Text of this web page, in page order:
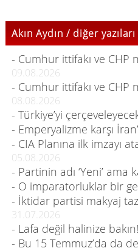
Akın Aydın / diğer yazıları
- Cumhur ittifakı ve CHP
09.08.2026
- Cumhur ittifakı ve CHP
08.08.2026
- Türkiye’yi
- Emperyalizme karşı
- CIA Planına ilk imzayı
05.08.2026
- Partinin adı ‘Yeni’ ama
- O imparatorluklar bir
- İktidar partisi makyaj
31.07.2026
- Lafa değil halinize bakın!
- Bu 15 Temmuz’da da